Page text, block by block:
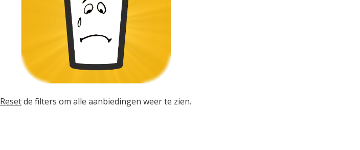
Resetde filters om alle aanbiedingen weer te zien.